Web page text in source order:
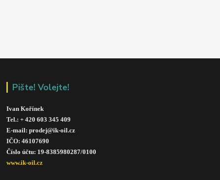
Pište! Volejte!
Ivan Kořínek
Tel.: + 420 603 345 409
E-mail: prodej@ik-oil.cz
IČO: 46107690
Číslo účtu: 19-8385980287/0100
www.ik-oil.cz